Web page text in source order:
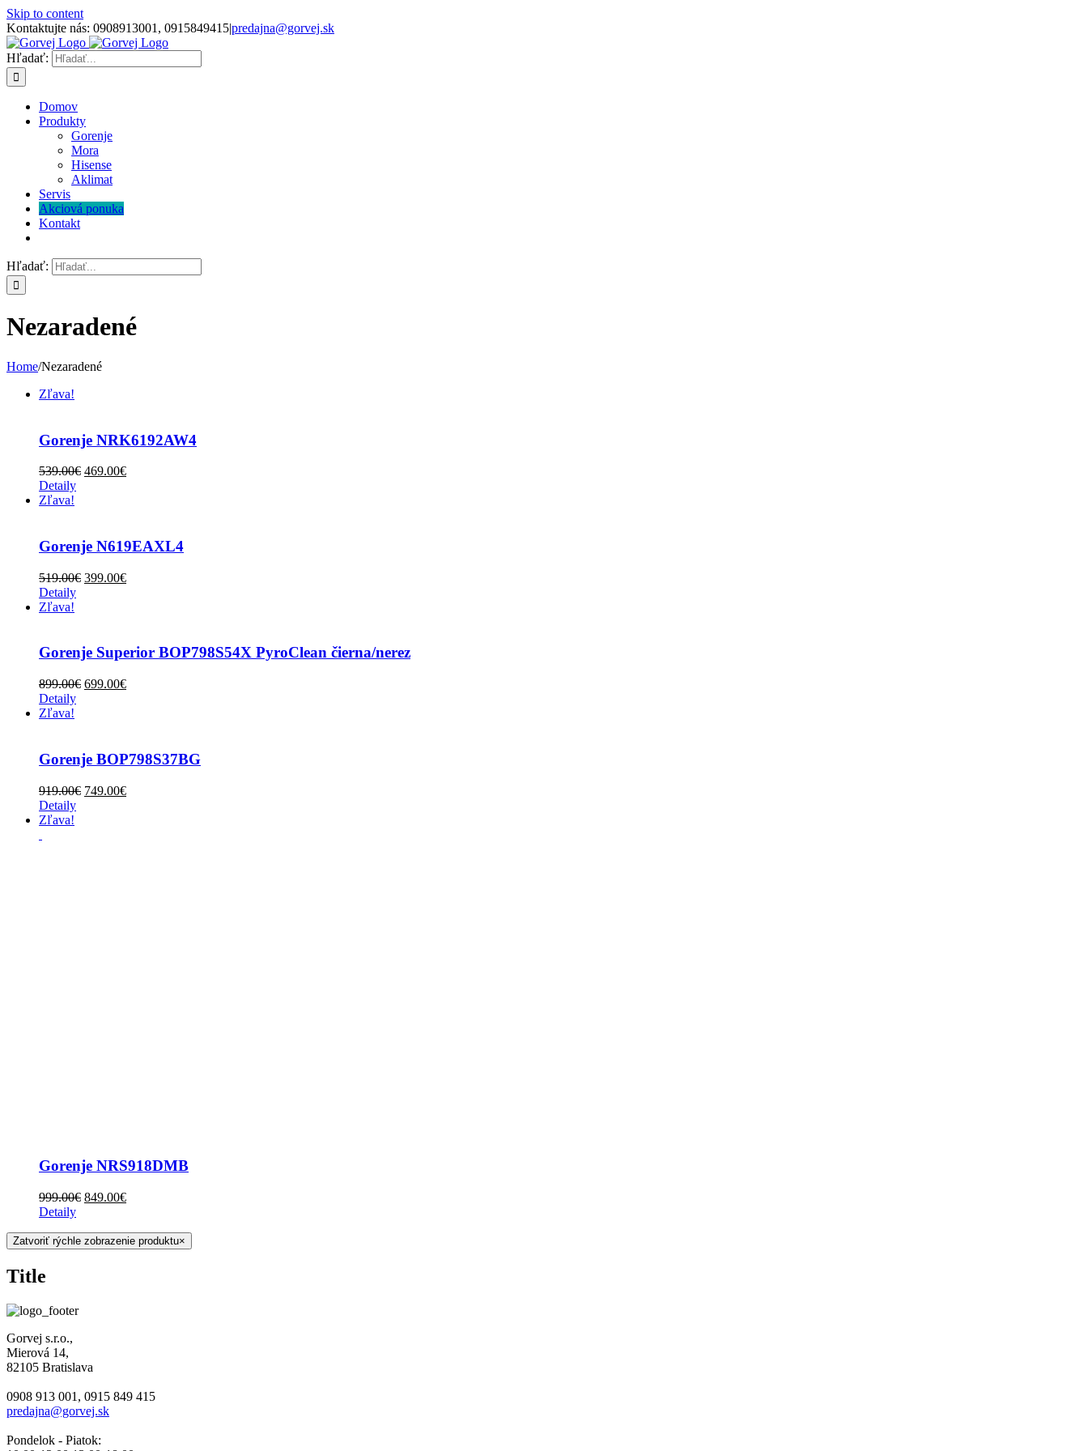
Skip to content
Kontaktujte nás: 0908913001, 0915849415|predajna@gorvej.sk
Hľadať:
Domov
Produkty
Gorenje
Mora
Hisense
Aklimat
Servis
Akciová ponuka
Kontakt
Hľadať:
Nezaradené
Home/Nezaradené
Zľava!
Gorenje NRK6192AW4
539.00€ 469.00€
Detaily
Zľava!
Gorenje N619EAXL4
519.00€ 399.00€
Detaily
Zľava!
Gorenje Superior BOP798S54X PyroClean čierna/nerez
899.00€ 699.00€
Detaily
Zľava!
Gorenje BOP798S37BG
919.00€ 749.00€
Detaily
Zľava!
Gorenje NRS918DMB
999.00€ 849.00€
Detaily
Zatvoriť rýchle zobrazenie produktu×
Title
Gorvej s.r.o.,
Mierová 14,
82105 Bratislava
0908 913 001, 0915 849 415
predajna@gorvej.sk
Pondelok - Piatok: